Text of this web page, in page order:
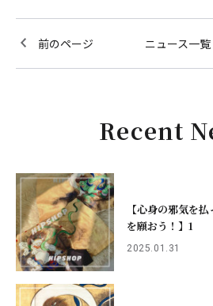
前のページ ニュース一覧
Recent
【心身の邪気を
を願おう！】1
2025.01.31